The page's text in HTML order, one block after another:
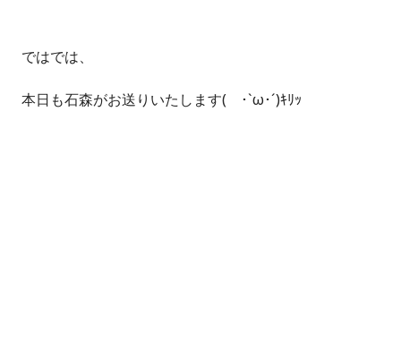
ではでは、
本日も石森がお送りいたします( ･`ω･´)ｷﾘｯ